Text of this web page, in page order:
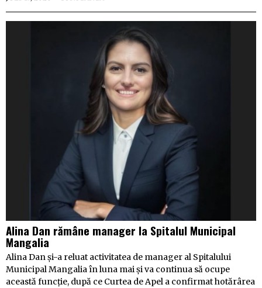
Alina Dan rămâne manager la Spitalul Municipal
Mangalia
Alina Dan și-a reluat activitatea de manager al Spitalului
Municipal Mangalia în luna mai și va continua să ocupe
această funcție, după ce Curtea de Apel a confirmat hotărârea